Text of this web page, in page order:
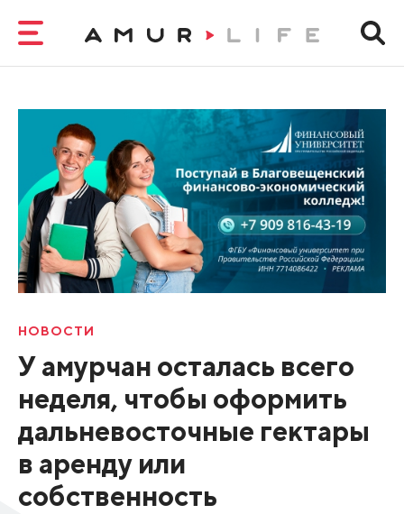
НОВОСТИ
У амурчан осталась всего
неделя, чтобы оформить
дальневосточные гектары
в аренду или
собственность